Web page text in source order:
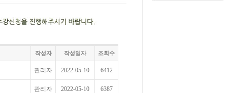
작성자 작성일자 조회수
관리자 2022-05-10 6412
관리자 2022-05-10 6387